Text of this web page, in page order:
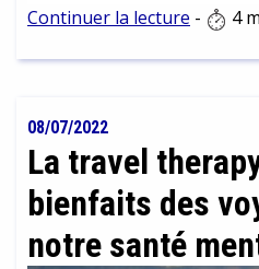
Continuer la lecture - 4
08/07/2022
La travel
bienfaits des
notre santé